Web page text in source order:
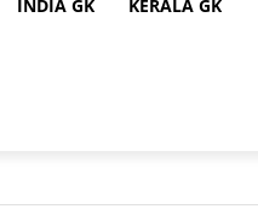
INDIA GK KERALA GK